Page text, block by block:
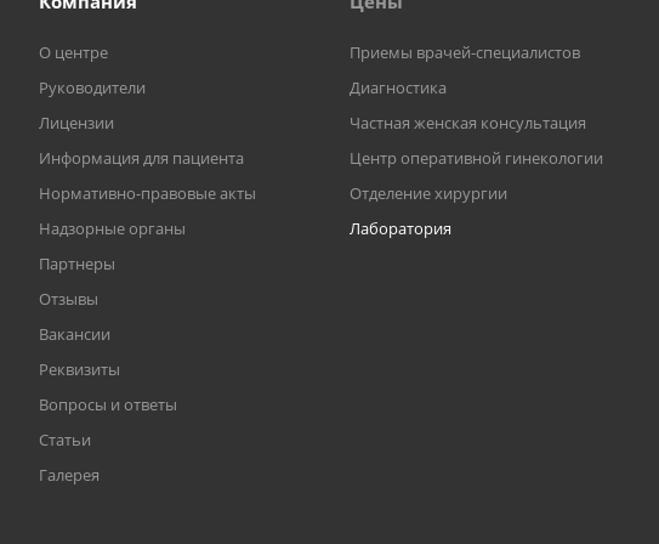
О центре
Руководители
Лицензии
Информация для пациента
Нормативно-правовые акты
Надзорные органы
Партнеры
Отзывы
Вакансии
Реквизиты
Вопросы и ответы
Статьи
Галерея
Приемы врачей-специалистов
Диагностика
Частная женская консультация
Центр оперативной гинекологии
Отделение хирургии
Лаборатория